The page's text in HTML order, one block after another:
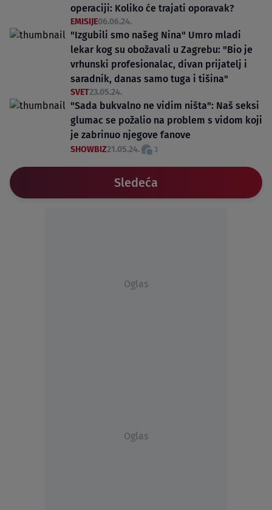
operaciji: Koliko će trajati oporavak?
EMISIJE06.06.24.
"Izgubili smo našeg Nina" Umro mladi
lekar kog su obožavali u Zagrebu: "Bio je
vrhunski profesionalac, divan prijatelj i
saradnik, danas samo tuga i tišina"
SVET23.05.24.
"Sada bukvalno ne vidim ništa": Naš seksi
glumac se požalio na problem s vidom koji
je zabrinuo njegove fanove
SHOWBIZ21.05.24. 3
Sledeća
Oglas
Oglas